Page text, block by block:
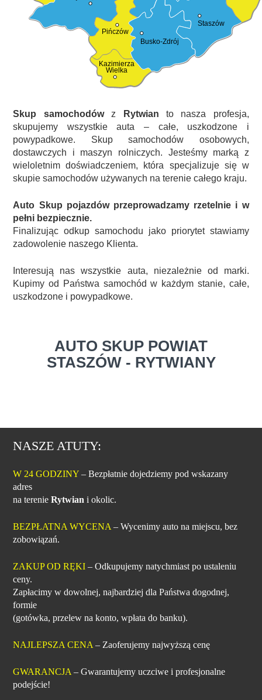
Pińczów
Kazimierza
Wielka
Busko-Zdrój
Staszów
Skup samochodówz Rytwian
to nasza profesja,
skupujemy wszystkie auta – całe, uszkodzone i
powypadkowe. Skup samochodów osobowych,
dostawczych i maszyn rolniczych. Jesteśmy marką z
wieloletnim doświadczeniem, która specjalizuje się w
skupie samochodów używanych na terenie całego kraju.
Auto Skup pojazdów przeprowadzamy rzetelnie i w
pełni bezpiecznie.
Finalizując odkup samochodu jako priorytet stawiamy
zadowolenie naszego Klienta.
Interesują nas wszystkie auta, niezależnie od marki.
Kupimy od Państwa samochód w każdym stanie, całe,
uszkodzone i powypadkowe.
AUTO SKUP POWIAT
STASZÓW - RYTWIANY
NASZE ATUTY:
W 24 GODZINY – Bezpłatnie dojedziemy pod wskazany
adres
na terenie Rytwian i okolic.
BEZPŁATNA WYCENA – Wycenimy auto na miejscu, bez
zobowiązań.
ZAKUP OD RĘKI – Odkupujemy natychmiast po ustaleniu
ceny.
Zapłacimy w dowolnej, najbardziej dla Państwa dogodnej,
formie
(gotówka, przelew na konto, wpłata do banku).
NAJLEPSZA CENA – Zaoferujemy najwyższą cenę
GWARANCJA – Gwarantujemy uczciwe i profesjonalne
podejście!